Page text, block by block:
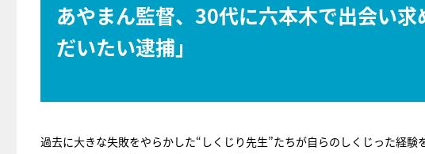
あやまん監督、30代に六本木で出会い
だいたい逮捕」
過去に大きな失敗をやらかした“しくじり先生”たちが自らのしくじった経